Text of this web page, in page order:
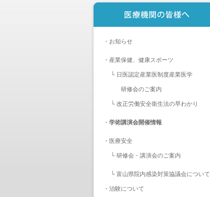
・ お知らせ
・ 産業保健、健康スポーツ
└ 日医認定産業医制度産業医学
研修会のご案内
└ 改正労働安全衛生法の早わかり
・ 学術講演会開催情報
・ 医療安全
└ 研修会・講演会のご案内
└ 富山県院内感染対策協議会について
・ 治験について